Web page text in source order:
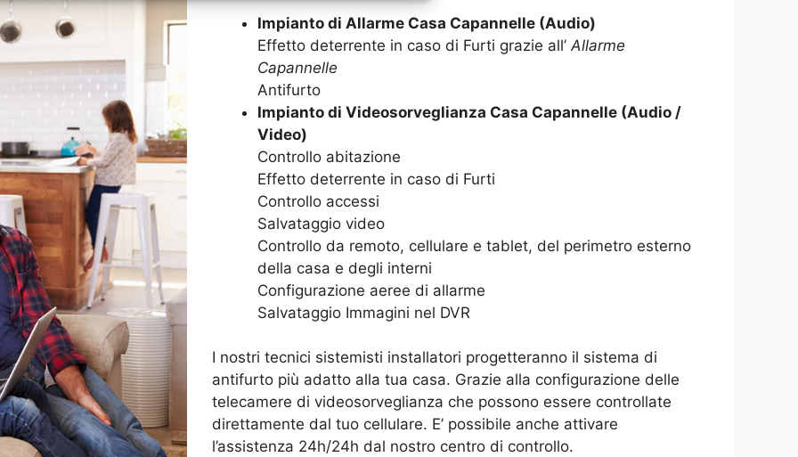
Impianto di Allarme Casa Capannelle (Audio)
Effetto deterrente in caso di Furti grazie all’Allarme
Capannelle
Antifurto
Impianto di Videosorveglianza Casa Capannelle (Audio /
Video)
Controllo abitazione
Effetto deterrente in caso di Furti
Controllo accessi
Salvataggio video
Controllo da remoto, cellulare e tablet, del perimetro esterno
della casa e degli interni
Configurazione aeree di allarme
Salvataggio Immagini nel DVR
I nostri tecnici sistemisti installatori progetteranno il sistema di
antifurto più adatto alla tua casa. Grazie alla configurazione delle
telecamere di videosorveglianza che possono essere controllate
direttamente dal tuo cellulare. E’ possibile anche attivare
l’assistenza 24h/24h dal nostro centro di controllo.